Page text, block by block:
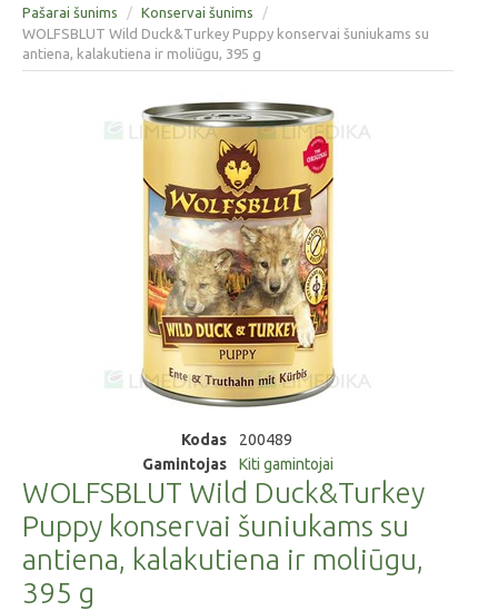
Pašarai šunims
/ Konservai šunims
/
WOLFSBLUT Wild Duck&Turkey Puppy konservai šuniukams su
antiena, kalakutiena ir moliūgu, 395 g
Kodas
200489
Gamintojas
Kiti gamintojai
WOLFSBLUT Wild Duck&Turkey
Puppy konservai šuniukams su
antiena, kalakutiena ir moliūgu,
395 g